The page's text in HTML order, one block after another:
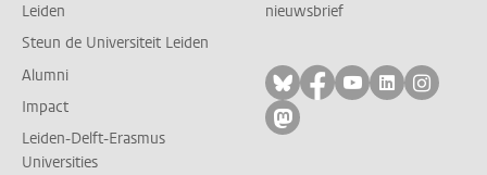
Leiden
Steun de Universiteit Leiden
Alumni
Impact
Leiden-Delft-Erasmus
Universities
nieuwsbrief
Volg ons op bluesky
Volg ons op
Volg ons op
Volg ons
Volg
Volg ons op mastodon